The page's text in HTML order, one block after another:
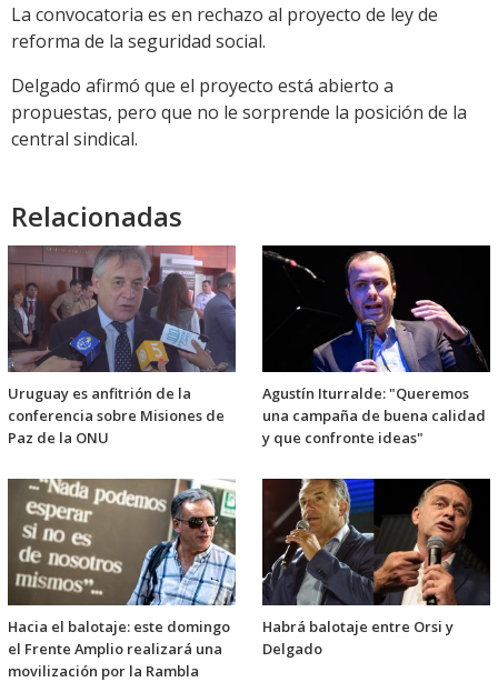
La convocatoria es en rechazo al proyecto de ley de
reforma de la seguridad social.
Delgado afirmó que el proyecto está abierto a
propuestas, pero que no le sorprende la posición de la
central sindical.
Relacionadas
Uruguay es anfitrión de la
conferencia sobre Misiones de
Paz de la ONU
Agustín Iturralde: "Queremos
una campaña de buena calidad
y que confronte ideas"
Hacia el balotaje: este domingo
el Frente Amplio realizará una
movilización por la Rambla
Habrá balotaje entre Orsi y
Delgado